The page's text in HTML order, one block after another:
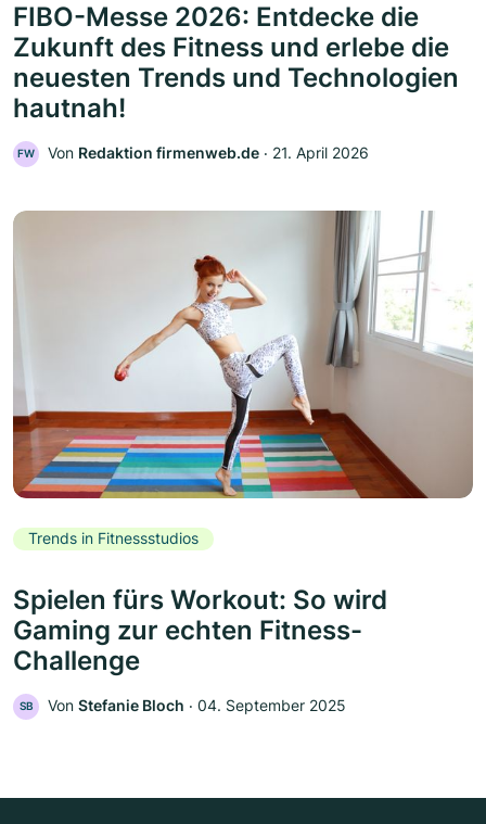
FIBO-Messe 2026: Entdecke die
Zukunft des Fitness und erlebe die
neuesten Trends und Technologien
hautnah!
FW Von Redaktion firmenweb.de ‧ 21. April 2026
Trends in Fitnessstudios
Spielen fürs Workout: So wird
Gaming zur echten Fitness-
Challenge
SB Von Stefanie Bloch ‧ 04. September 2025